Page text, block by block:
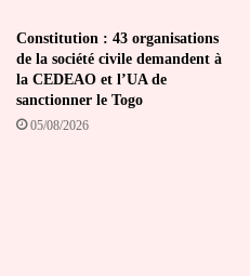
Constitution : 43 organisations
de la société civile demandent à
la CEDEAO et l’UA de
sanctionner le Togo
05/08/2026